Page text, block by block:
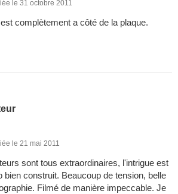
le 31 octobre 2011
complètement a côté de la plaque.
le 21 mai 2011
sont tous extraordinaires, l'intrigue est
bien construit. Beaucoup de tension, belle
Filmé de manière impeccable. Je